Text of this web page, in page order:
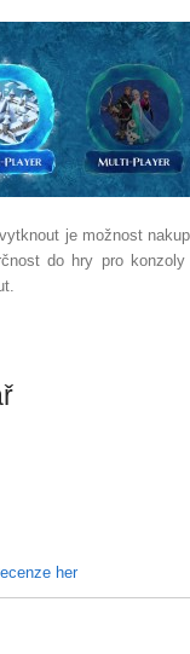
je možnost
do hry pro
her